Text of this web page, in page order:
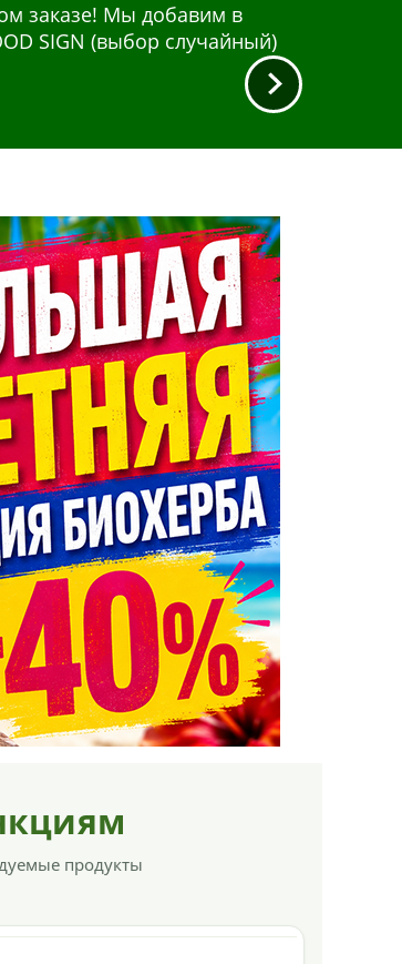
заказе! Мы добавим в
SIGN (выбор случайный)
выбор для разных
энергия, иммунитет.
продукты